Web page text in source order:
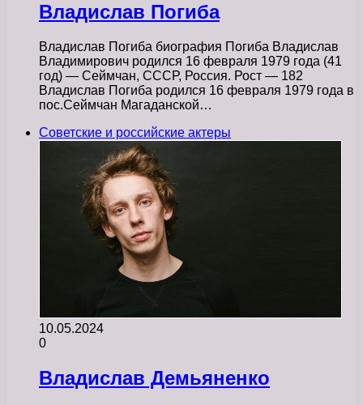
Владислав Погиба
Владислав Погиба биография Погиба Владислав
Владимирович родился 16 февраля 1979 года (41
год) — Сеймчан, СССР, Россия. Рост — 182
Владислав Погиба родился 16 февраля 1979 года в
пос.Сеймчан Магаданской…
Советские и российские актеры
10.05.2024
0
Владислав Демьяненко